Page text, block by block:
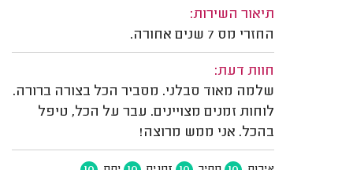
תיאור השירות:
החזרי מס 7 שנים אחורה.
חוות דעת:
שלמה מאוד סבלני. מסביר הכל בצורה ברורה.
לוחות זמנים מצויינים. עבר על הכל, טיפל
בהכל. אני ממש מרוצה!